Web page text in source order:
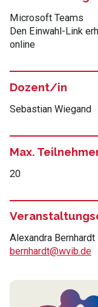
Microsoft Teams
Den Einwahl-Link
online
Dozent/in
Sebastian Wiegand
Max.
20
Alexandra Bernhardt
bernhardt@wvib.de